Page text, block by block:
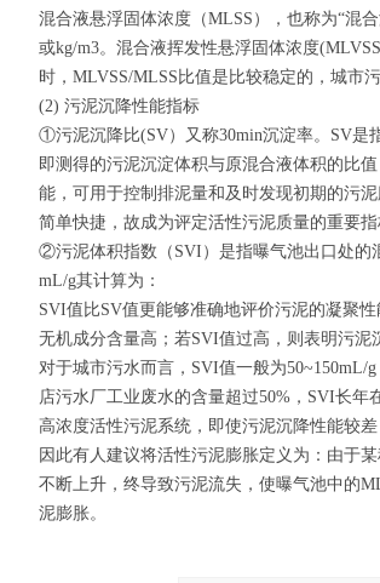
混合液悬浮固体浓度（MLSS），也称为“混
或kg/m3。混合液挥发性悬浮固体浓度
时，MLVSS/MLSS比值是比较稳定的，城市
(2) 污泥沉降性能指标
①污泥沉降比(SV）又称30min沉淀率。SV是
即测得的污泥沉淀体积与原混合液体积的比
能，可用于控制排泥量和及时发现初期的污
简单快捷，故成为评定活性污泥质量的重要指
②污泥体积指数（SVI）是指曝气池出口处的
mL/g其计算为：
SVI值比SV值更能够准确地评价污泥的凝聚
无机成分含量高；若SVI值过高，则表明污泥
对于城市污水而言，SVI值一般为
店污水厂工业废水的含量超过50%，SVI长年
高浓度活性污泥系统，即使污泥沉降性能较
因此有人建议将活性污泥膨胀定义为：由于
不断上升，终导致污泥流失，使曝气池中的
泥膨胀。